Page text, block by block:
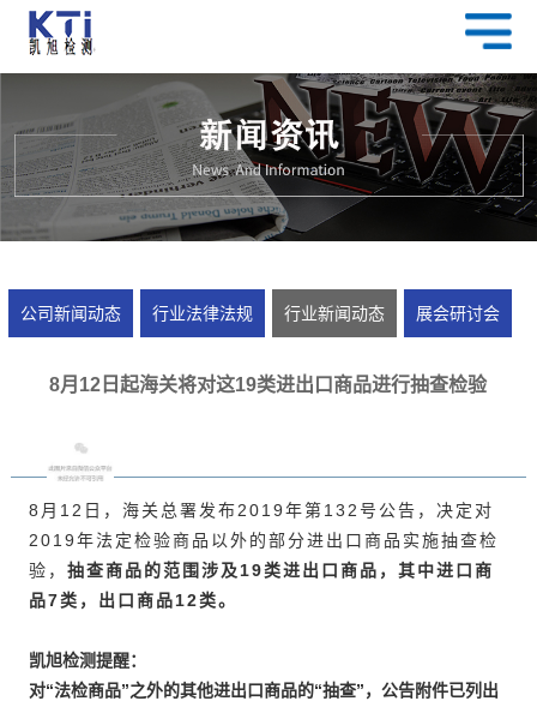
公司新闻动态 行业法律法规 行业新闻动态 展会研讨会
8月12日起海关将对这19类进出口商品进行抽查检验
8月12日，海关总署发布2019年第132号公告，决定对
2019年法定检验商品以外的部分进出口商品实施抽查检
验， 抽查商品的范围涉及19类进出口商品，其中进口商
品7类，出口商品12类。
凯旭检测提醒：
对“法检商品”之外的其他进出口商品的“抽查”，公告附件已列出